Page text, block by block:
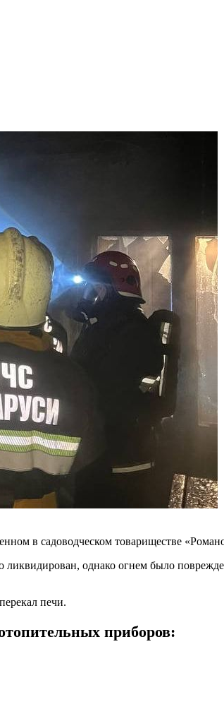
в садоводческом товариществе
однако огнем было
печи.
приборов: